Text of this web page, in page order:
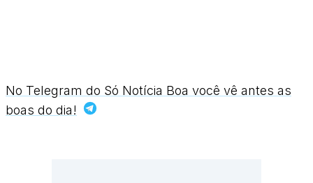
No Telegram do Só Notícia Boa você vê antes as
boas do dia!